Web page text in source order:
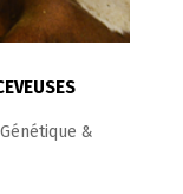
Génétique &